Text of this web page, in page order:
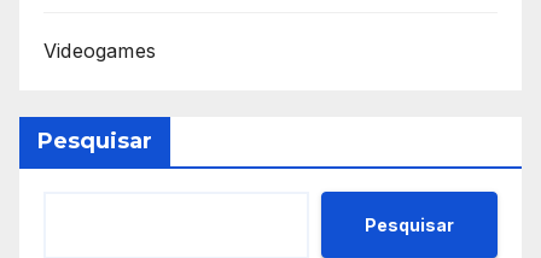
Videogames
Pesquisar
Pesquisar